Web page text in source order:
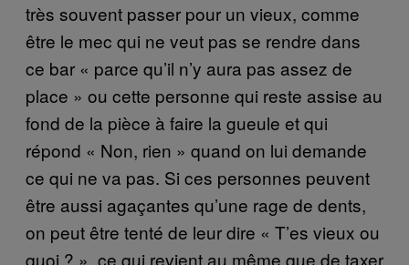
très souvent passer pour un vieux, comme
être le mec qui ne veut pas se rendre dans
ce bar « parce qu’il n’y aura pas assez de
place » ou cette personne qui reste assise au
fond de la pièce à faire la gueule et qui
répond « Non, rien » quand on lui demande
ce qui ne va pas. Si ces personnes peuvent
être aussi agaçantes qu’une rage de dents,
on peut être tenté de leur dire « T’es vieux ou
quoi ? », ce qui revient au même que de taxer